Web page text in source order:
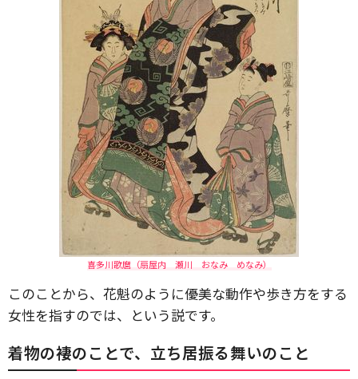
喜多川歌麿（扇屋内 瀬川 おなみ めなみ）
このことから、花魁のように優美な動作や歩き方をする
女性を指すのでは、という説です。
着物の褄のことで、立ち居振る舞いのこと